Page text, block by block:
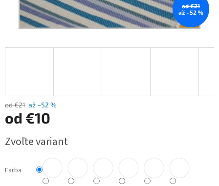
od €21
až –52 %
od €21 až –52 %
od €10
cena:
Zvoľte variant
Farba